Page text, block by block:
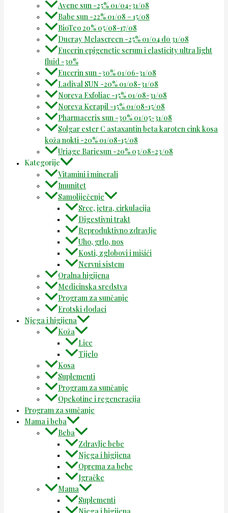
Avene sun -25% 01/04-31/08
Babe sun -22% 01/08 – 15/08
BioTeo 20% 05/08-17/08
Ducray Melascreen -25% 01/04 do 31/08
Eucerin epigenetic serum i elasticity ultra light
fluid -30%
Eucerin sun -30% 01/06-31/08
Ladival SUN -20% 01/08-31/08
Noreva Exfoliac -15% 01/08-31/08
Noreva Kerapil -15% 01/08-15/08
Pharmaceris sun -30% 01/05-31/08
Solgar ester C astaxantin beta karoten cink kosa
koža nokti -20% 01/08-15/08
Uriage Bariesun -20% 03/08-23/08
Kategorije
Vitamini i minerali
Imunitet
Samoliječenje
Srce, jetra, cirkulacija
Digestivni trakt
Reproduktivno zdravlje
Uho, grlo, nos
Kosti, zglobovi i mišići
Nervni sistem
Oralna higijena
Medicinska sredstva
Program za sunčanje
Erotski dodaci
Njega i higijena
Koža
Lice
Tijelo
Kosa
Suplementi
Program za sunčanje
Opekotine i regeneracija
Program za sunčanje
Mama i beba
Beba
Zdravlje bebe
Njega i higijena
Oprema za bebe
Igračke
Mama
Suplementi